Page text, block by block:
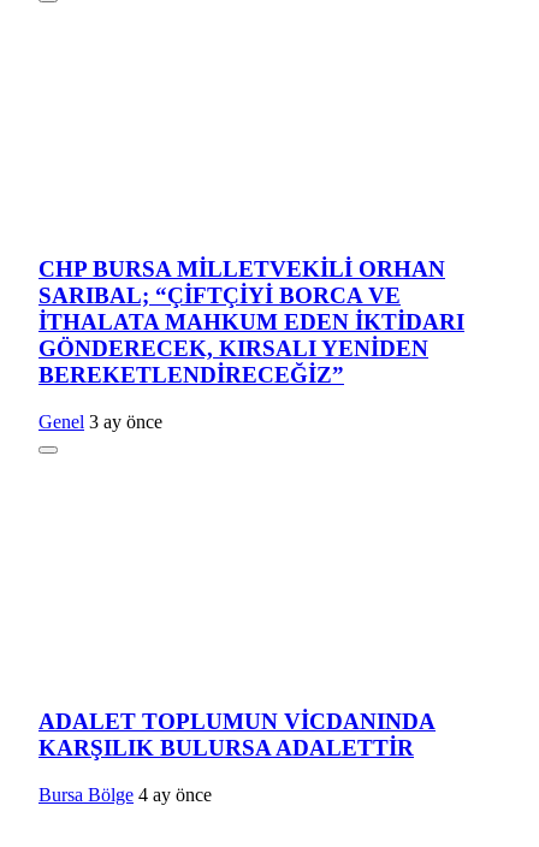
CHP BURSA MİLLETVEKİLİ ORHAN
SARIBAL; “ÇİFTÇİYİ BORCA VE
İTHALATA MAHKUM EDEN İKTİDARI
GÖNDERECEK, KIRSALI YENİDEN
BEREKETLENDİRECEĞİZ”
Genel 3 ay önce
ADALET TOPLUMUN VİCDANINDA
KARŞILIK BULURSA ADALETTİR
Bursa Bölge 4 ay önce